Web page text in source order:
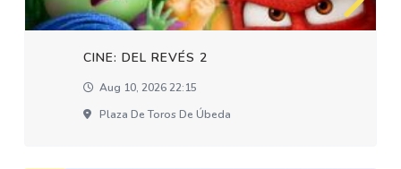
CINE: DEL REVÉS 2
Aug 10, 2026 22:15
Plaza De Toros De Úbeda